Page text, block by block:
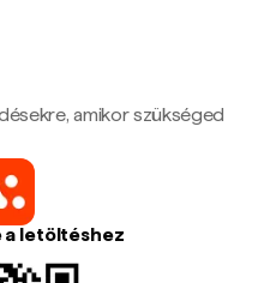
amikor szükséged
a letöltéshez